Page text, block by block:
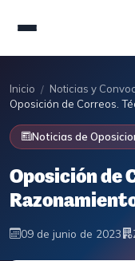
Inicio / Noticias y
Oposición de Correos.
Noticias de
Oposición de
09 de junio de 2023